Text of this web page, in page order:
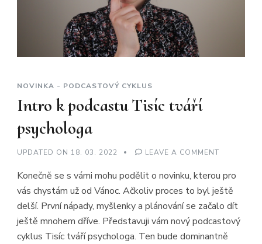
NOVINKA - PODCASTOVÝ CYKLUS
Intro k podcastu Tisíc tváří
psychologa
UPDATED ON 18. 03. 2022 LEAVE A COMMENT
PODCASTU
TVÁŘÍ
Konečně se s vámi mohu podělit o novinku, kterou pro
vás chystám už od Vánoc. Ačkoliv proces to byl ještě
delší. První nápady, myšlenky a plánování se začalo dít
ještě mnohem dříve. Představuji vám nový podcastový
cyklus Tisíc tváří psychologa. Ten bude dominantně